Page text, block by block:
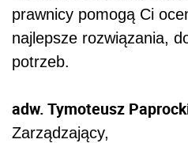
prawnicy pomogą Ci
najlepsze rozwiązania,
potrzeb.
adw. Tymoteusz
Zarządzający,